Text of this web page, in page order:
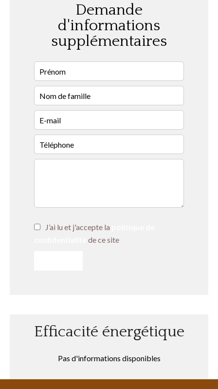
Demande
d'informations
supplémentaires
J’ai lu et j'accepte la
de ce site
Efficacité énergétique
Pas d'informations disponibles